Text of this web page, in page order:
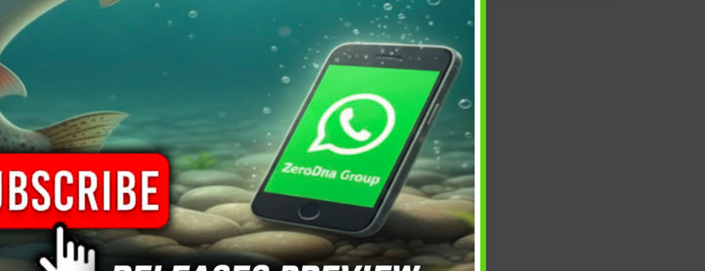
Rob Lure Papa Berbie
26,50 €
ESAURITO
Rob Lure Berbie SS
26,50€